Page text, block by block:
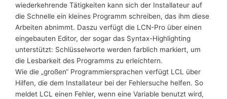
wiederkehrende Tätigkeiten kann sich der Installateur auf
die Schnelle ein kleines Programm schreiben, das ihm diese
Arbeiten abnimmt. Daszu verfügt die LCN-Pro über einen
eingebauten Editor, der sogar das Syntax-Highlighting
unterstützt: Schlüsselworte werden farblich markiert, um
die Lesbarkeit des Programms zu erleichtern.
Wie die „großen“ Programmiersprachen verfügt LCL über
Hilfen, die dem Installateur bei der Fehlersuche helfen. So
meldet LCL einen Fehler, wenn eine Variable benutzt wird,